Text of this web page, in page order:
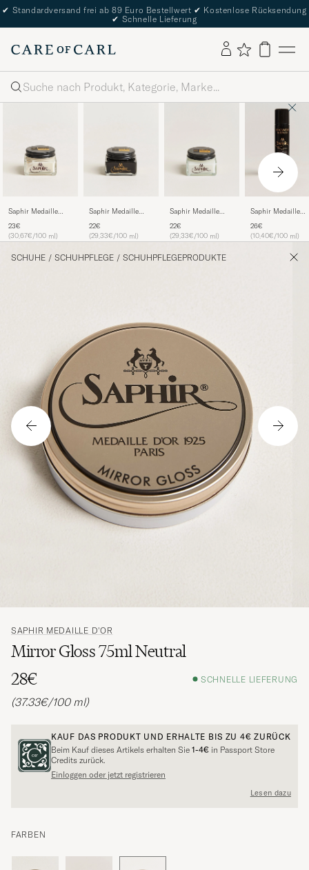
✔ Standardversand frei ab 89 Euro Bestellwert ✔ Kostenlose Rücksendung
✔ Schnelle Lieferung
Suche
Saphir Medaille
Renovateur 75 ml
Neutral
23€
(30.67€/100 ml)
Saphir Medaille
Pommadier 1925 75
ml Black
22€
(29.33€/100 ml)
Saphir Medaille
Pommadier 1925 75
ml Neutral
22€
(29.33€/100 ml)
Saphir Medaille
Suede 250 ml
Dark Brown
26€
(10.40€/100 ml)
SCHUHE / SCHUHPFLEGE / SCHUHPFLEGEPRODUKTE
SAPHIR MEDAILLE D'OR
Mirror Gloss 75ml Neutral
28€
SCHNELLE LIEFERUNG
(37.33€/100 ml)
KAUF DAS PRODUKT UND ERHALTE BIS ZU 4€ ZURÜCK
Beim Kauf dieses Artikels erhalten Sie 1-4€ in Passport Store
Credits zurück.
Einloggen oder jetzt registrieren
Lesen dazu
FARBEN